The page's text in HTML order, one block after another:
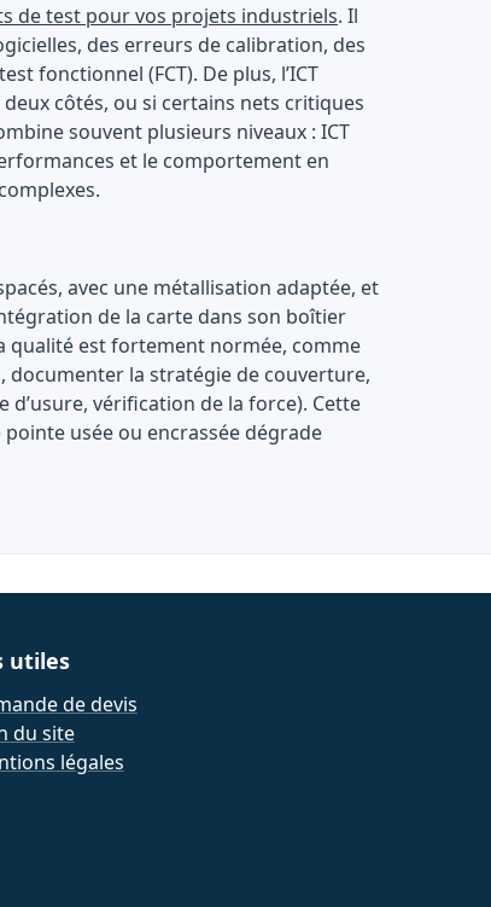
de test pour vos projets industriels. Il
des erreurs de calibration, des
fonctionnel (FCT). De plus, l’ICT
côtés, ou si certains nets critiques
souvent plusieurs niveaux : ICT
et le comportement en
avec une métallisation adaptée, et
de la carte dans son boîtier
qualité est fortement normée, comme
documenter la stratégie de couverture,
vérification de la force). Cette
usée ou encrassée dégrade
utiles
de devis
du site
légales